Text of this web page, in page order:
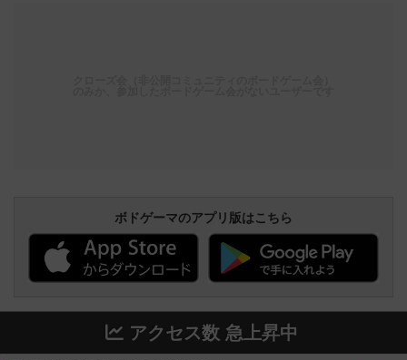
ボドゲーマのアプリ版はこちら
アクセス数 急上昇中